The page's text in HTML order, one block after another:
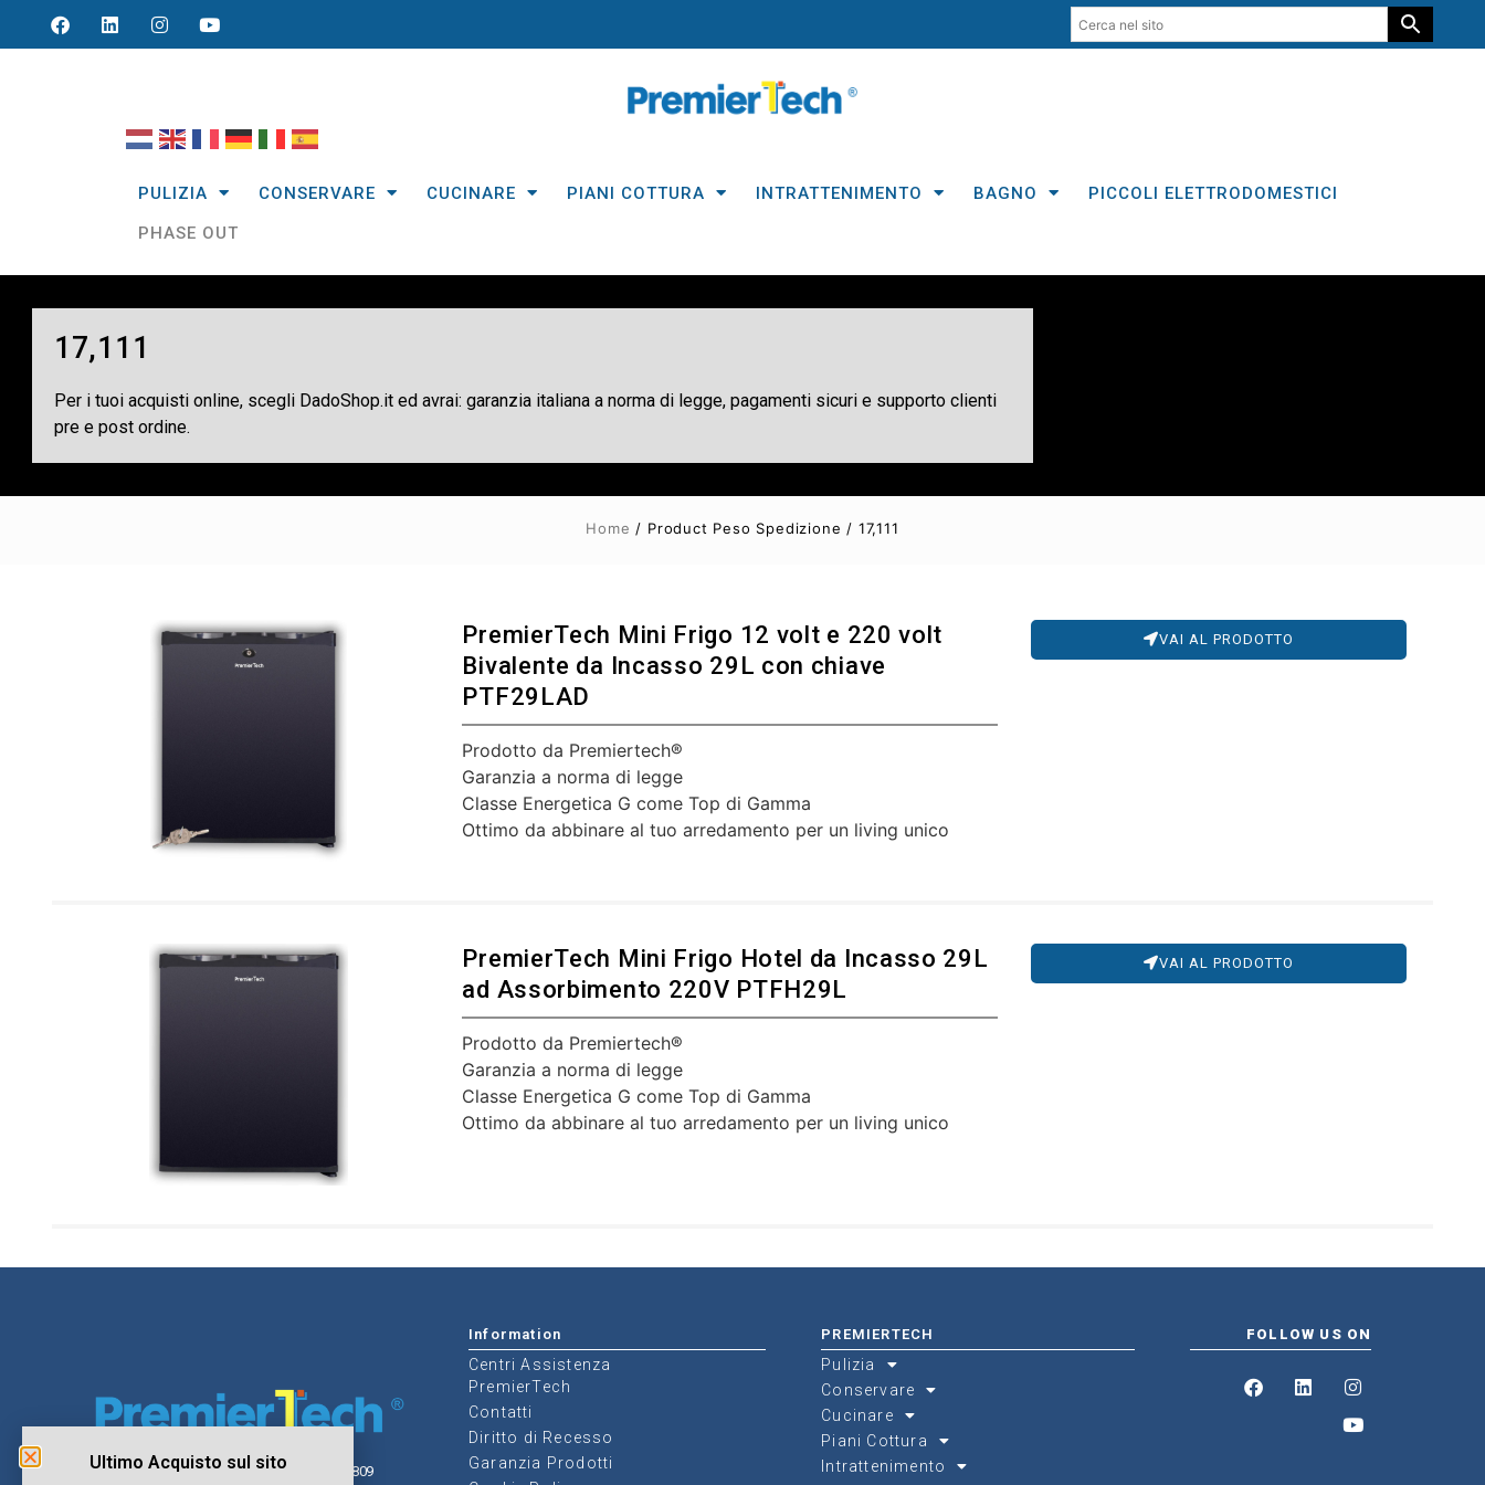
PULIZIA CONSERVARE CUCINARE PIANI COTTURA INTRATTENIMENTO BAGNO
PICCOLI ELETTRODOMESTICI
PHASE OUT
17,111
Per i tuoi acquisti online, scegli DadoShop.it ed avrai: garanzia italiana a norma di legge, pagamenti sicuri e supporto clienti
pre e post ordine.
Home / Product Peso Spedizione / 17,111
PremierTech Mini Frigo 12 volt e 220 volt
Bivalente da Incasso 29L con chiave
PTF29LAD
Prodotto da Premiertech®
Garanzia a norma di legge
Classe Energetica G come Top di Gamma
Ottimo da abbinare al tuo arredamento per un living unico
VAI AL PRODOTTO
PremierTech Mini Frigo Hotel da Incasso 29L
ad Assorbimento 220V PTFH29L
Prodotto da Premiertech®
Garanzia a norma di legge
Classe Energetica G come Top di Gamma
Ottimo da abbinare al tuo arredamento per un living unico
VAI AL PRODOTTO
© Copyrights PremierTech - P.Iva 02681390809
Information
Centri Assistenza
PremierTech
Contatti
Diritto di Recesso
Garanzia Prodotti
PREMIERTECH
Pulizia
Conservare
Cucinare
Piani Cottura
Intrattenimento
FOLLOW US ON
Ultimo Acquisto sul sito